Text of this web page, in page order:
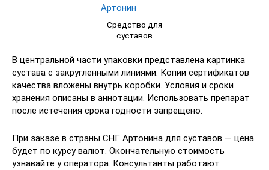
Средство для
суставов
В центральной части упаковки представлена картинка
сустава с закругленными линиями. Копии сертификатов
качества вложены внутрь коробки. Условия и сроки
хранения описаны в аннотации. Использовать препарат
после истечения срока годности запрещено.
При заказе в страны СНГ Артонина для суставов — цена
будет по курсу валют. Окончательную стоимость
узнавайте у оператора. Консультанты работают